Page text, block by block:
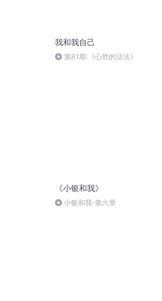
我和我自己
第81期:《心胜的活法》
《小银和我》
小银和我-第六章